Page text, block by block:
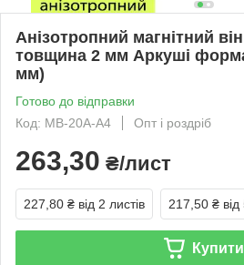
Анізотропний магнітний
товщина 2 мм Аркуші
мм)
Готово до відправки
Код: МВ-20А-A4
Опт і роздріб
263,30 ₴/лист
227,80 ₴ від 2 листів 217,50 ₴
Купити